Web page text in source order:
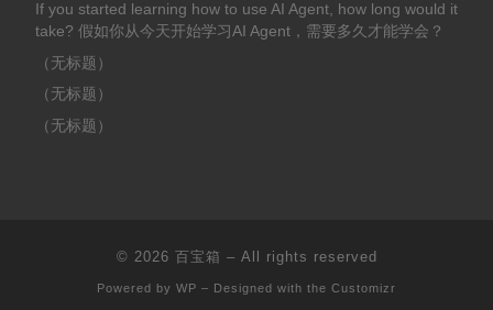
If you started learning how to use AI Agent, how long would it
take? 假如你从今天开始学习AI Agent，需要多久才能学会？
（无标题）
（无标题）
（无标题）
© 2026 百宝箱 – All rights reserved
Powered by WP – Designed with the Customizr